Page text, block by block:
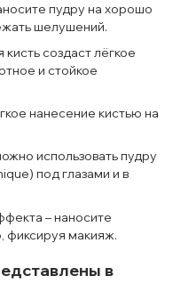
пудру на хорошо
шелушений.
создаст лёгкое
и стойкое
нанесение кистью на
использовать пудру
под глазами и в
– наносите
фиксируя макияж.
в